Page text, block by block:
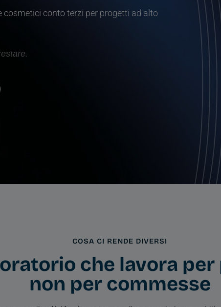
conto terzi per progetti ad alto
COSA CI RENDE DIVERSI
che lavora
non per commesse